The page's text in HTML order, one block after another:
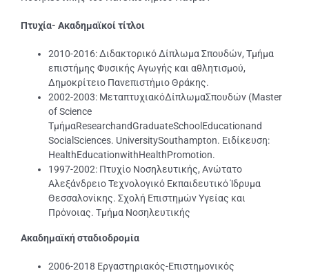
Πτυχία- Ακαδημαϊκοί τίτλοι
2010-2016: Διδακτορικό Δίπλωμα Σπουδών, Τμήμα
επιστήμης Φυσικής Αγωγής και αθλητισμού,
Δημοκρίτειο Πανεπιστήμιο Θράκης.
2002-2003: ΜεταπτυχιακόΔίπλωμαΣπουδών (Master
of Science
ΤμήμαResearchandGraduateSchoolEducationand
SocialSciences. UniversitySouthampton. Eιδίκευση:
HealthEducationwithHealthPromotion.
1997-2002: Πτυχίο Νοσηλευτικής, Ανώτατο
Αλεξάνδρειο Τεχνολογικό Εκπαιδευτικό Ίδρυμα
Θεσσαλονίκης. Σχολή Επιστημών Υγείας και
Πρόνοιας. Τμήμα Νοσηλευτικής
Ακαδημαϊκή σταδιοδρομία
2006-2018 Εργαστηριακός-Επιστημονικός